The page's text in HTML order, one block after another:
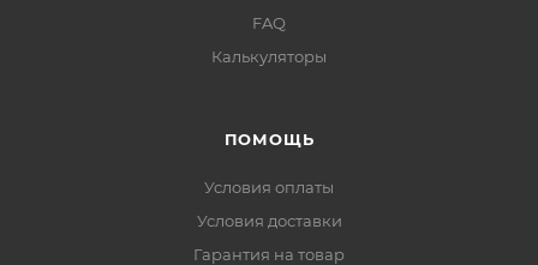
FAQ
Калькуляторы
ПОМОЩЬ
Условия оплаты
Условия доставки
Гарантия на товар